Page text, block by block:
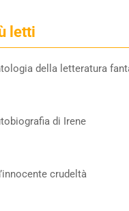
letti
della letteratura
di Irene
crudeltà